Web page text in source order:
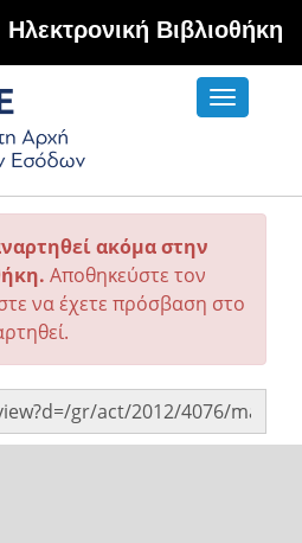
Hλεκτρονική Βιβλιοθήκη
Toggle
ακόμα στην
Αποθηκεύστε τον
να έχετε πρόσβαση στο